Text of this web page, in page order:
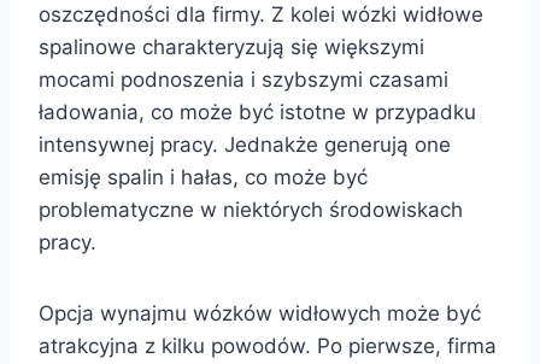
oszczędności dla firmy. Z kolei wózki widłowe
spalinowe charakteryzują się większymi
mocami podnoszenia i szybszymi czasami
ładowania, co może być istotne w przypadku
intensywnej pracy. Jednakże generują one
emisję spalin i hałas, co może być
problematyczne w niektórych środowiskach
pracy.
Opcja wynajmu wózków widłowych może być
atrakcyjna z kilku powodów. Po pierwsze, firma